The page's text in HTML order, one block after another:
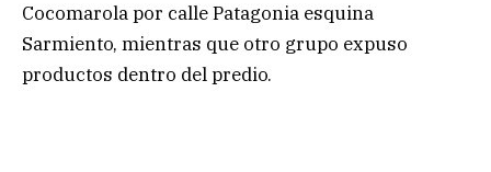
Cocomarola por calle Patagonia esquina
Sarmiento, mientras que otro grupo expuso
productos dentro del predio.